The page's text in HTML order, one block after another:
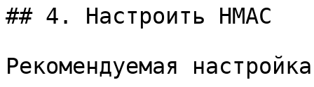
## 4. Настроить HMAC
Рекомендуемая